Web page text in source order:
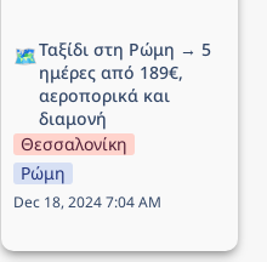
🗺️Ταξίδι στη Ρώμη → 5
ημέρες από 189€,
αεροπορικά και
διαμονή
Θεσσαλονίκη
Ρώμη
Dec 18, 2024 7:04 AM